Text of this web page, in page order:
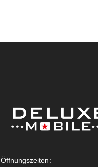
Öffnungszeiten: